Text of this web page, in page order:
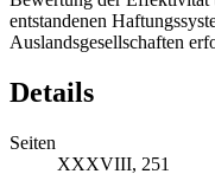
Bewertung der Effektivität
entstandenen